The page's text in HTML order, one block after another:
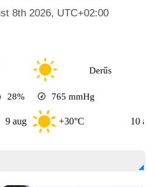
Derűs
28% 765 mmHg
+30°C